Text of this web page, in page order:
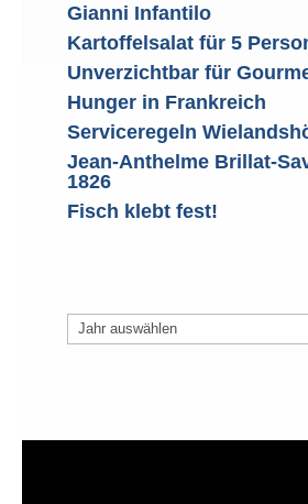
Gianni Infantilo
Kartoffelsalat für 5
Unverzichtbar für
Hunger in Frankreich
Serviceregeln
Jean-Anthelme Brillat-
1826
Fisch klebt fest!
Archiv